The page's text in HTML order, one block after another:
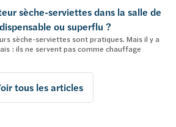
sèche-serviettes dans la salle de
ou superflu ?
sèche-serviettes sont pratiques. Mais il y a
: ils ne servent pas comme chauffage
tous les articles